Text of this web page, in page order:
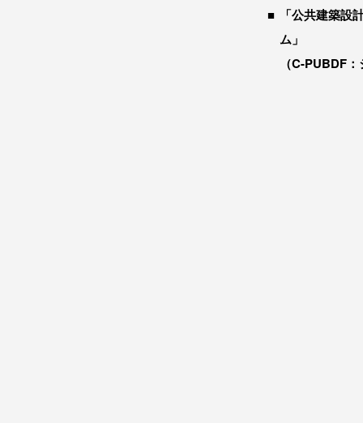
「公共建築設
ム」
（C-PUBDF